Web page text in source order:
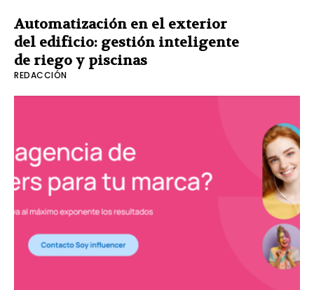
Automatización en el exterior
del edificio: gestión inteligente
de riego y piscinas
REDACCIÓN